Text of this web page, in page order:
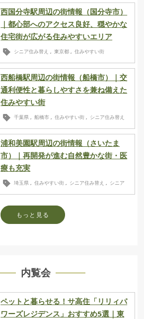
西国分寺駅周辺の街情報（国分寺市）
｜都心部へのアクセス良好、穏やかな
住宅街が広がる住みやすいエリア
シニア住み替え 東京都 住みやすい街
西船橋駅周辺の街情報（船橋市）｜交
通利便性と暮らしやすさを兼ね備えた
住みやすい街
千葉県 船橋市 住みやすい街 シニア住み替え
浦和美園駅周辺の街情報（さいたま
市）｜再開発が進む自然豊かな街・医
療も充実
埼玉県 住みやすい街 シニア住み替え シニア
もっと見る
内覧会
ペットと暮らせる！サ高住「リリィパ
ワーズレジデンス」おすすめ5選｜東